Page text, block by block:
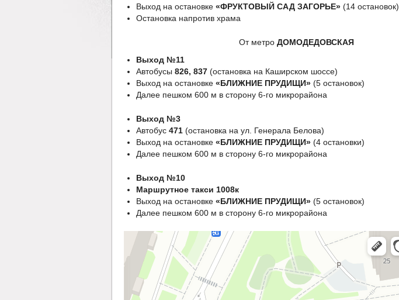
Выход на остановке «ФРУКТОВЫЙ САД ЗАГОРЬЕ» (14 остановок)
Остановка напротив храма
От метро ДОМОДЕДОВСКАЯ
Выход №11
Автобусы 826, 837 (остановка на Каширском шоссе)
Выход на остановке «БЛИЖНИЕ ПРУДИЩИ» (5 остановок)
Далее пешком 600 м в сторону 6-го микрорайона
Выход №3
Автобус 471 (остановка на ул. Генерала Белова)
Выход на остановке «БЛИЖНИЕ ПРУДИЩИ» (4 остановки)
Далее пешком 600 м в сторону 6-го микрорайона
Выход №10
Маршрутное такси 1008к
Выход на остановке «БЛИЖНИЕ ПРУДИЩИ» (5 остановок)
Далее пешком 600 м в сторону 6-го микрорайона